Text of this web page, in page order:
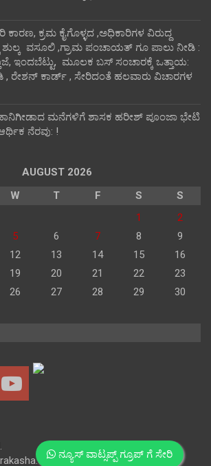
ನ್ಯೂಸ್ ವಾಟ್ಸಪ್ಪ್ ಗ್ರೂಪ್ ಗೆ ಸೇರಿ
ಕಾರಣ, ಕ್ರಮ ಕೈಗೊಳ್ಳದ ,ಅಧಿಕಾರಿಗಳ ವಿರುದ್ದ
ವಸೂಲಿ ,ಗ್ರಾಮ ಪಂಚಾಯತ್ ಗೂ ಪಾಲು ನೀಡಿ :
ಇಂದಬೆಟ್ಟು, ಮೂಲಕ ಬಸ್ ಸಂಚಾರಕ್ಕೆ ಒತ್ತಾಯ:
, ರೇಶನ್ ಕಾರ್ಡ್ , ಸೇರಿದಂತೆ ಹಲವಾರು ವಿಚಾರಗಳ
ಮನೆಗಳಿಗೆ ಶಾಸಕ ಹರೀಶ್ ಪೂಂಜಾ ಭೇಟಿ
ನೆರವು: !
AUGUST 2026
W T F S S
1
2
5 6 7 8
9
12 13 14 15
16
19 20 21 22
23
26 27 28 29
30